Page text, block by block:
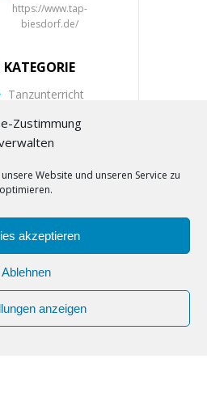
Zustimmung
Website und unseren Service zu
optimieren.
akzeptieren
Ablehnen
anzeigen
https://www.tap-
biesdorf.de/
KATEGORIE
Tanzunterricht
Zielonka
E-Mail
buero@tanzschule-
zielonka.de
Webseite
https://www.tanzschule-